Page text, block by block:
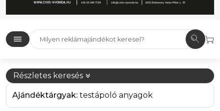
Részletes keresés
Ajándéktárgyak: testápoló anyagok